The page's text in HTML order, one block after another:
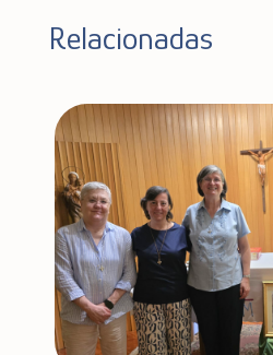
Relacionadas